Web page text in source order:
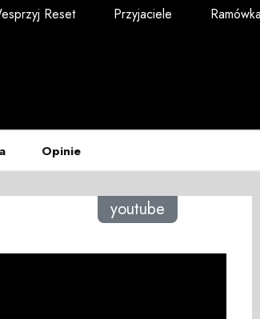
Reset Przyjaciele Ramówka
Opinie
youtube